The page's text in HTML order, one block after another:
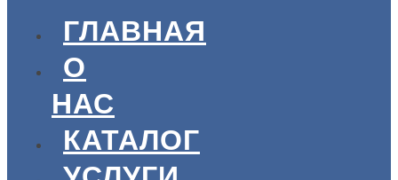
ГЛАВНАЯ
О
НАС
КАТАЛОГ